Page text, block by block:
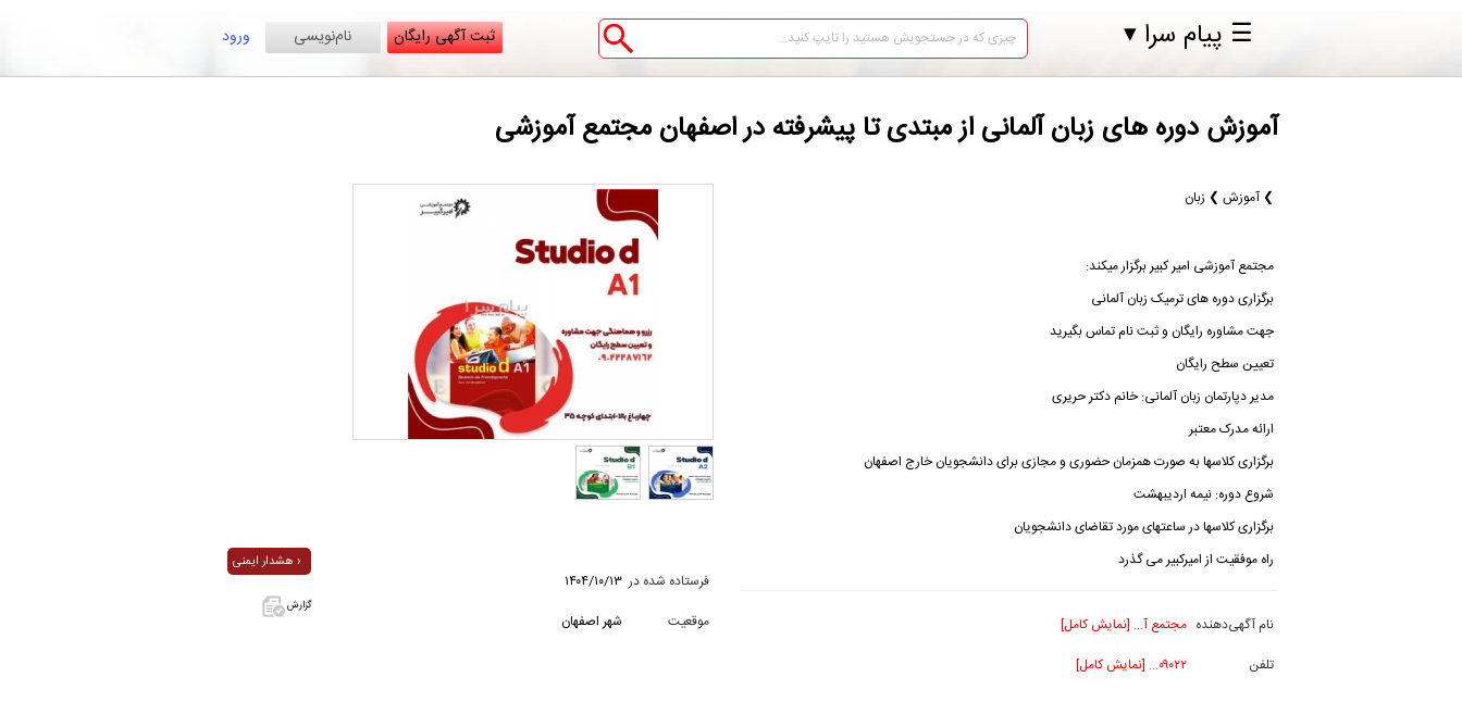
☰ پیام سرا ▾ ورود نام‌نویسی ثبت آگهی رایگان
آموزش دوره های زبان آلمانی از مبتدی تا پیشرفته در اصفهان مجتمع آموزشی
❯ آموزش ❯ زبان
مجتمع آموزشی امیر کبیر برگزار میکند:
برگزاری دوره های ترمیک زبان آلمانی
جهت مشاوره رایگان و ثبت نام تماس بگیرید
تعیین سطح رایگان
مدیر دپارتمان زبان آلمانی: خانم دکتر حریری
ارائه مدرک معتبر
برگزاری کلاسها به صورت همزمان حضوری و مجازی برای دانشجویان خارج اصفهان
شروع دوره: نیمه اردیبهشت
برگزاری کلاسها در ساعتهای مورد تقاضای دانشجویان
راه موفقیت از امیرکبیر می گذرد
نام آگهی‌دهنده مجتمع آ... [نمایش کامل]
تلفن
۰۹۰۲۲... [نمایش کامل]
هشدار ایمنی ›
گزارش
فرستاده شده در ۱۴۰۴/۱۰/۱۳
موقعیت
شهر اصفهان